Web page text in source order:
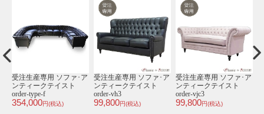
チェスターフィールド3
人掛けソファ･アンティ
ークテイスト KS3009-
3FG03
【送料無料】 3人掛けソ
ファ･アンティークテイ
スト NM3F280K
108,000円(税込)
シングルチェア･アンテ
ィークテイスト E6200-
18F279B
34,800円(税込)